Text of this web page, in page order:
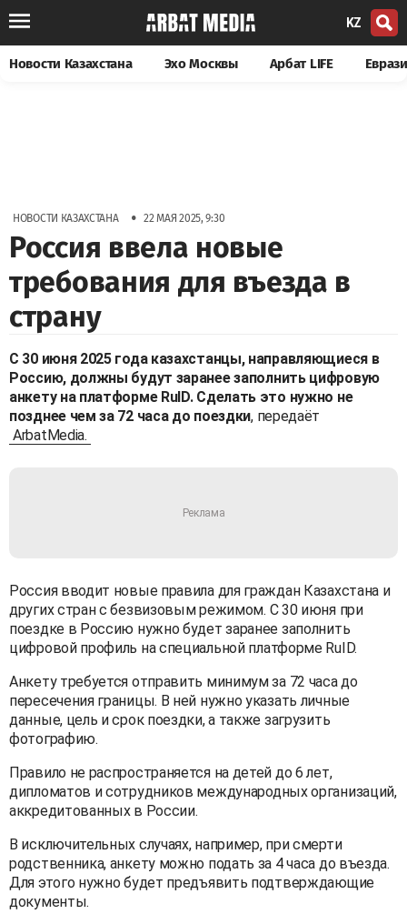
KZ
Новости Казахстана Эхо Москвы Арбат LIFE
НОВОСТИ КАЗАХСТАНА • 22 МАЯ 2025, 9:30
Россия ввела новые
требования для въезда в
страну
С 30 июня 2025 года казахстанцы, направляющиеся в
Россию, должны будут заранее заполнить цифровую
анкету на платформе RuID. Сделать это нужно не
позднее чем за 72 часа до поездки, передаёт
ArbatMedia.
Россия вводит новые правила для граждан Казахстана и
других стран с безвизовым режимом. С 30 июня при
поездке в Россию нужно будет заранее заполнить
цифровой профиль на специальной платформе RuID.
Анкету требуется отправить минимум за 72 часа до
пересечения границы. В ней нужно указать личные
данные, цель и срок поездки, а также загрузить
фотографию.
Правило не распространяется на детей до 6 лет,
дипломатов и сотрудников международных организаций,
аккредитованных в России.
В исключительных случаях, например, при смерти
родственника, анкету можно подать за 4 часа до въезда.
Для этого нужно будет предъявить подтверждающие
документы.